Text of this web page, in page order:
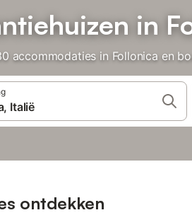
in
accommodaties in Follonica en
ontdekken